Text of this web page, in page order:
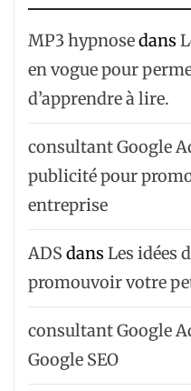
MP3 hypnosedans
en vogue pour
d’apprendre à lire.
consultant Google
publicité pour
entreprise
ADS dans Les idées
promouvoir votre
consultant Google
Google SEO